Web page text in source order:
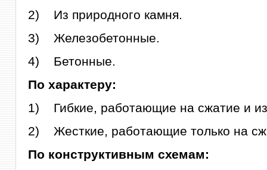
2) Из природного камня.
3) Железобетонные.
4) Бетонные.
По характеру:
1) Гибкие, работающие на сжатие и
2) Жесткие, работающие только на
По конструктивным схемам: